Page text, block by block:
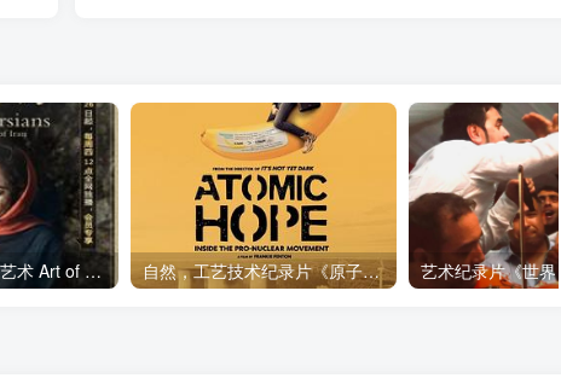
艺术纪录片《波斯艺术 Art of Persia》下载 自然，工艺技术纪录片《原子能的希望 Atomic Hope – Inside the Pro-Nuclear Movement》下载